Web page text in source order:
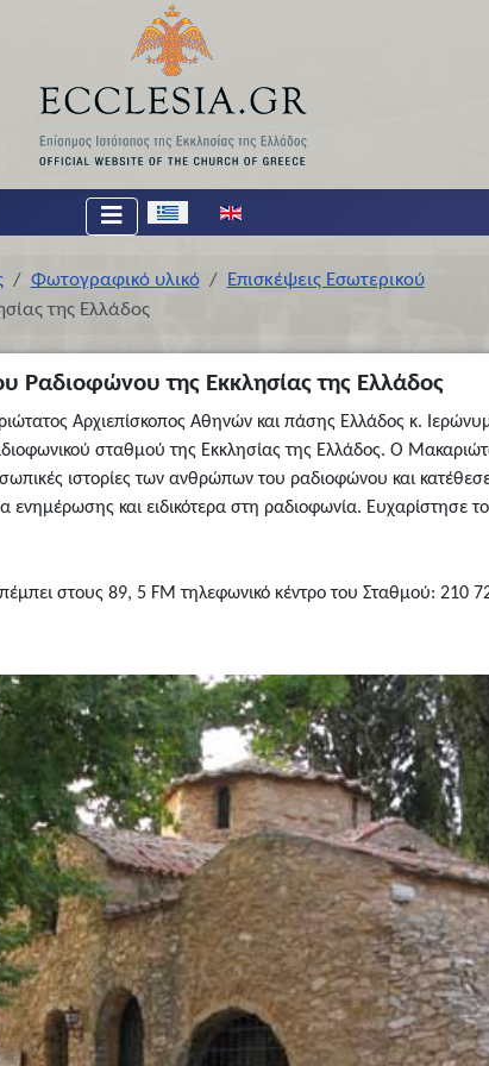
Επιλέξτε τη γλώσσα σας
Φωτογραφικό υλικό
Επισκέψεις Εσωτερικού
της Ελλάδος
Ραδιοφώνου της Εκκλησίας της Ελλάδος
Αρχιεπίσκοπος Αθηνών και πάσης Ελλάδος κ.
σταθμού της Εκκλησίας της Ελλάδος. Ο
ιστορίες των ανθρώπων του ραδιοφώνου και
και ειδικότερα στη ραδιοφωνία. Ευχαρίστησε
στους 89, 5 FM τηλεφωνικό κέντρο του Σταθμού: 210